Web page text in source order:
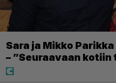
Sara ja Mikko
– ”Seuraavaan kotiin